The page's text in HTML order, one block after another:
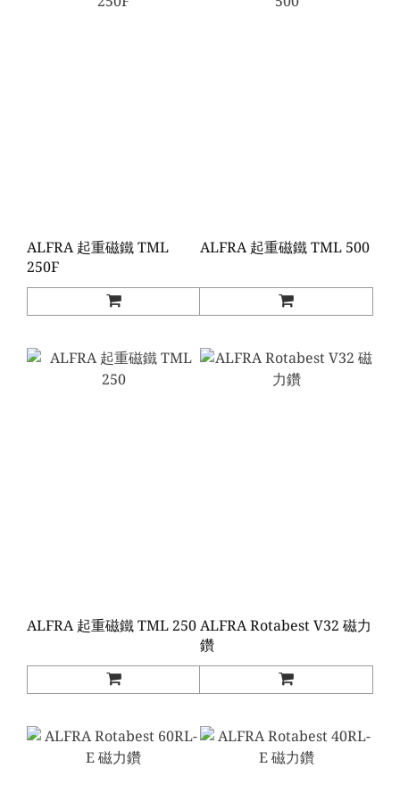
ALFRA 起重磁鐵 TML
250F
ALFRA 起重磁鐵 TML 500
ALFRA 起重磁鐵 TML 250 ALFRA Rotabest V32 磁力
鑽